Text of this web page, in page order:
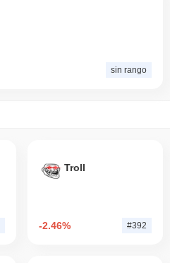
sin rango
Troll
-2.46% #392